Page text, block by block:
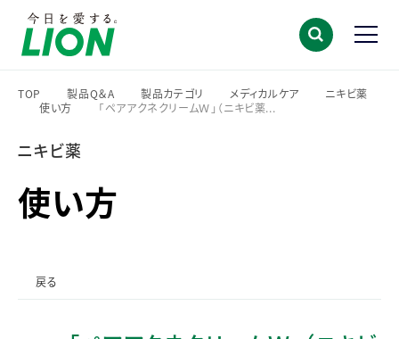
TOP
>
製品Q＆A
>
製品カテゴリ
>
メディカルケア
ニキビ薬
使い方
「ペアアクネクリームＷ」（ニキビ薬...
ニキビ薬
使い方
戻る